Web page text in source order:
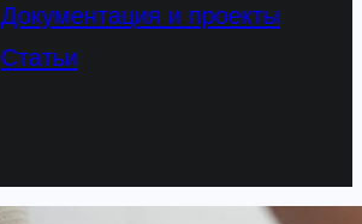
Документация и проекты
Статьи